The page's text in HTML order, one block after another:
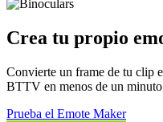
Crea tu propio
Convierte un frame de tu clip
BTTV en menos de un
Prueba el Emote Maker